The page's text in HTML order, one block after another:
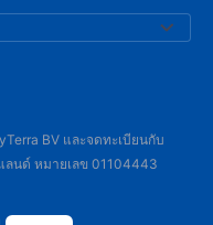
BV และจดทะเบียนกับ
ลนด์ หมายเลข 01104443